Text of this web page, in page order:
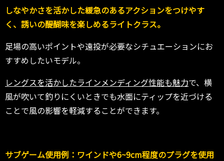
しなやかさを活かした緩急のあるアクションをつけやす
く、誘いの醍醐味を楽しめるライトクラス。
足場の高いポイントや遠投が必要なシチュエーションにお
すすめしたいモデル。
レングスを活かしたラインメンディング性能も魅力で、横
風が吹いて釣りにくいときでも水面にティップを近づける
ことで風の影響を軽減することができます。
サブゲーム使用例：ワインドや6~9cm程度のプラグを使用